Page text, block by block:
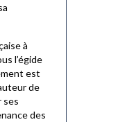
à
l’égide
est
de
ses
des